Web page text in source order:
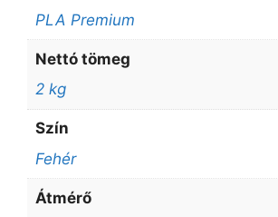
PLA Premium
Nettó tömeg
2 kg
Szín
Fehér
Átmérő